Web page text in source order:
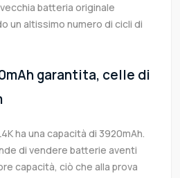
batteria originale
un altissimo numero di cicli di
garantita, celle di
ha una capacità di 3920mAh.
di vendere batterie aventi
capacità, ciò che alla prova